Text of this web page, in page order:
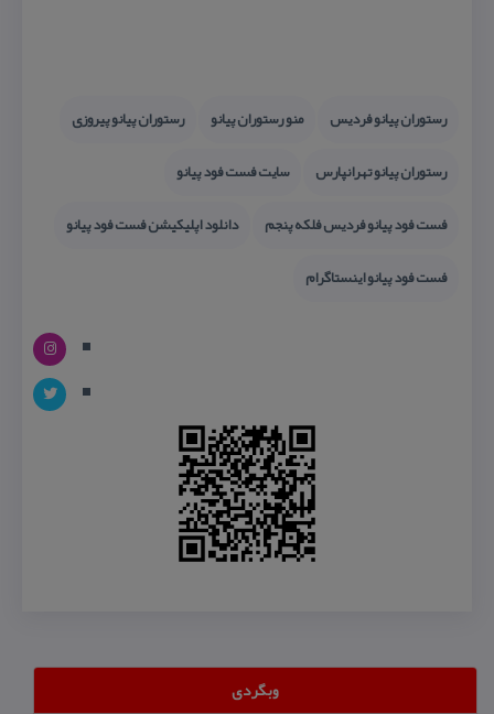
رستوران پیانو فردیس منو رستوران پیانو
رستوران پیانو پیروزی
رستوران پیانو تهرانپارس
سایت فست فود پیانو
فست فود پیانو فردیس فلكه پنجم
دانلود اپلیكیشن فست فود پیانو
فست فود پیانو اینستاگرام
وبگردی